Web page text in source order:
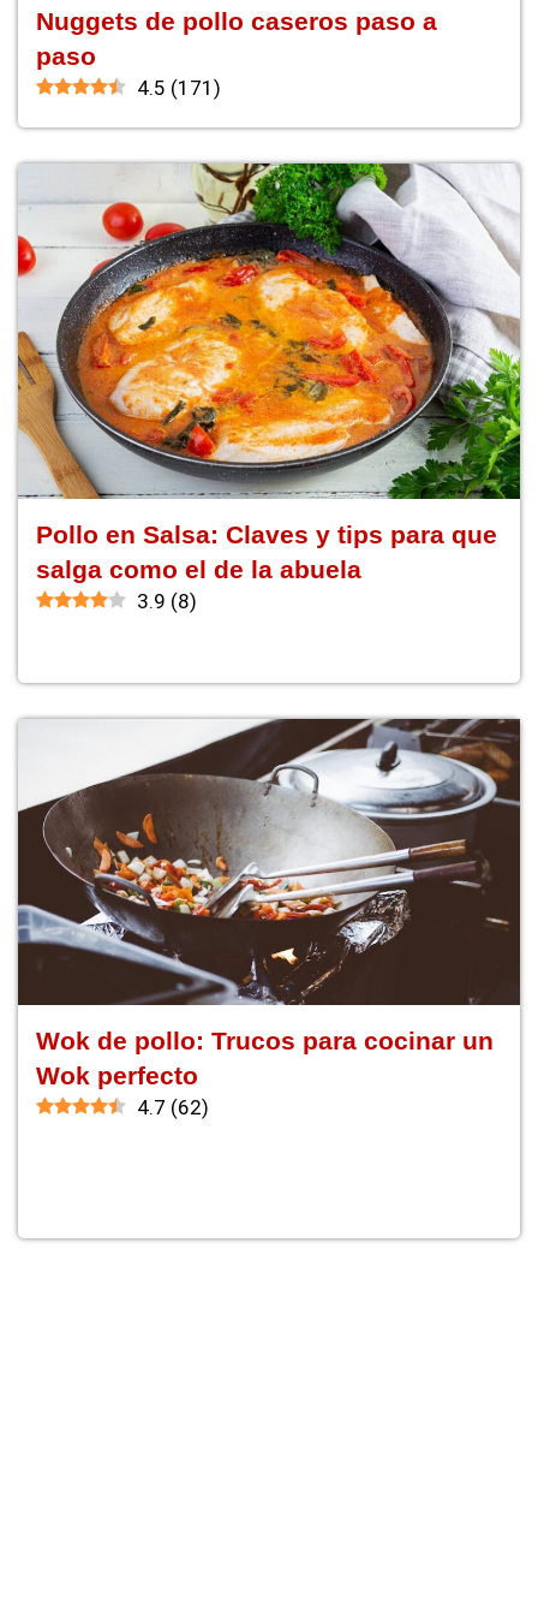
Nuggets de pollo caseros paso a
paso
4.5 (171 )
Pollo en Salsa: Claves y tips para que
salga como el de la abuela
3.9 (8)
Wok de pollo: Trucos para cocinar un
Wok perfecto
4.7 (62)